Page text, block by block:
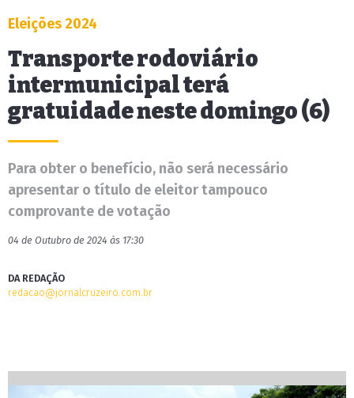
Eleições 2024
Transporte rodoviário
intermunicipal terá
gratuidade neste domingo (6)
Para obter o benefício, não será necessário
apresentar o título de eleitor tampouco
comprovante de votação
04 de Outubro de 2024 às 17:30
DA REDAÇÃO
redacao@jornalcruzeiro.com.br